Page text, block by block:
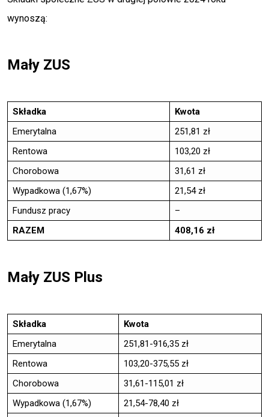
wynoszą:
Mały ZUS
Składka
Kwota
Emerytalna
251,81 zł
Rentowa
103,20 zł
Chorobowa
31,61 zł
Wypadkowa (1,67%)
21,54 zł
Fundusz pracy
–
RAZEM
408,16 zł
Mały ZUS Plus
Składka
Kwota
Emerytalna
251,81-916,35 zł
Rentowa
103,20-375,55 zł
Chorobowa
31,61-115,01 zł
Wypadkowa (1,67%)
21,54-78,40 zł